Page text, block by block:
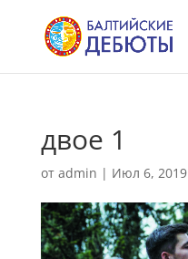
двое 1
от admin | Июл 6, 2019